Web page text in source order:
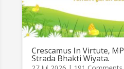
Crescamus In Virtute,
Strada Bhakti Wiyata.